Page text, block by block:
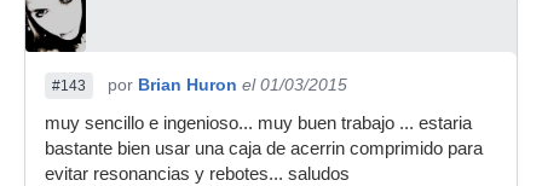
#143 por Brian Huron el 01/03/2015
muy sencillo e ingenioso... muy buen trabajo ... estaria
bastante bien usar una caja de acerrin comprimido para
evitar resonancias y rebotes... saludos